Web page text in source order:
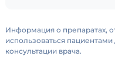
Информация о препаратах,
использоваться
консультации врача.